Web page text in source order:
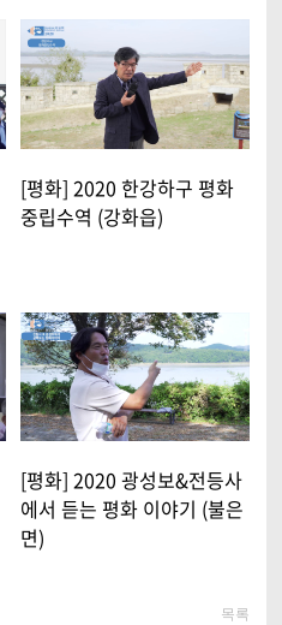
[평화] 2020 한강하구 평화
중립수역 (강화읍)
[평화] 2020 광성보&전등사
에서 듣는 평화 이야기 (불은
면)
목록